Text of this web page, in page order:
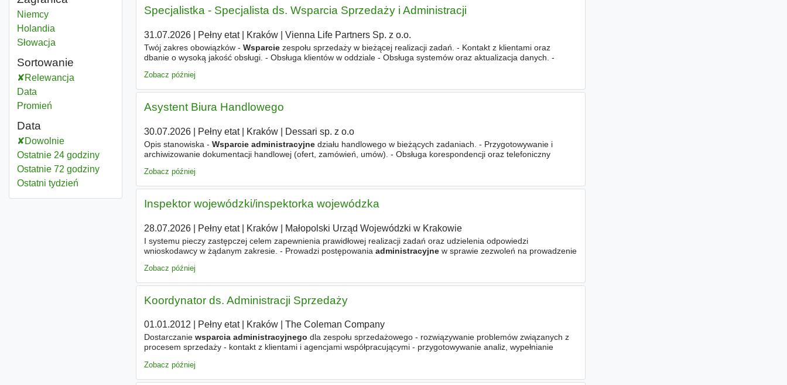
Wsparcie administracyjne
Niemcy
Wsparcie administracyjne
Holandia
Wsparcie administracyjne
Słowacja
Sortowanie
Relewancja
Data
Promień
Data
Dowolnie
Ostatnie 24 godziny
Ostatnie 72 godziny
Ostatni tydzień
Specjalistka - Specjalista ds. Wsparcia Sprzedaży i Administracji
31.07.2026| Pełny etat| Kraków| Vienna Life Partners Sp. z o.o.
Twój zakres obowiązków - Wsparciezespołu sprzedaży w bieżącej realizacji zadań. - Kontakt z klientami oraz
dbanie o wysoką jakość obsługi. - Obsługa klientów w oddziale - Obsługa systemów oraz aktualizacja danych. -
Zobacz później
Asystent Biura Handlowego
30.07.2026| Pełny etat| Kraków| Dessari sp. z o.o
Opis stanowiska - Wsparcie administracyjnedziału handlowego w bieżących zadaniach. - Przygotowywanie i
archiwizowanie dokumentacji handlowej (ofert, zamówień, umów). - Obsługa korespondencji oraz telefoniczny
Zobacz później
Inspektor wojewódzki/inspektorka wojewódzka
28.07.2026| Pełny etat| Kraków| Małopolski Urząd Wojewódzki w Krakowie
I systemu pieczy zastępczej celem zapewnienia prawidłowej realizacji zadań oraz udzielenia odpowiedzi
wnioskodawcy w żądanym zakresie. - Prowadzi postępowania administracyjnew sprawie zezwoleń na prowadzenie
Zobacz później
Koordynator ds. Administracji Sprzedaży
01.01.2012 Pełny etat| Kraków| The Coleman Company
Dostarczanie wsparcia administracyjnego dla zespołu sprzedażowego - rozwiązywanie problemów związanych z
procesem sprzedaży - kontakt z klientami i agencjami współpracującymi - przygotowywanie analiz, wypełnianie
Zobacz później